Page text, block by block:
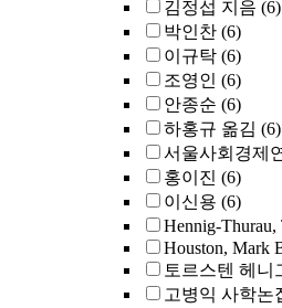
김정섭 지음 (6)
박인찬 (6)
이규탁 (6)
조영인 (6)
안종순 (6)
하홍규 옮김 (6)
서울사회경제
홍이진 (6)
이신용 (6)
Hennig-Thurau,
Houston, Mark
토르스텐 헤니
고병익 사학논